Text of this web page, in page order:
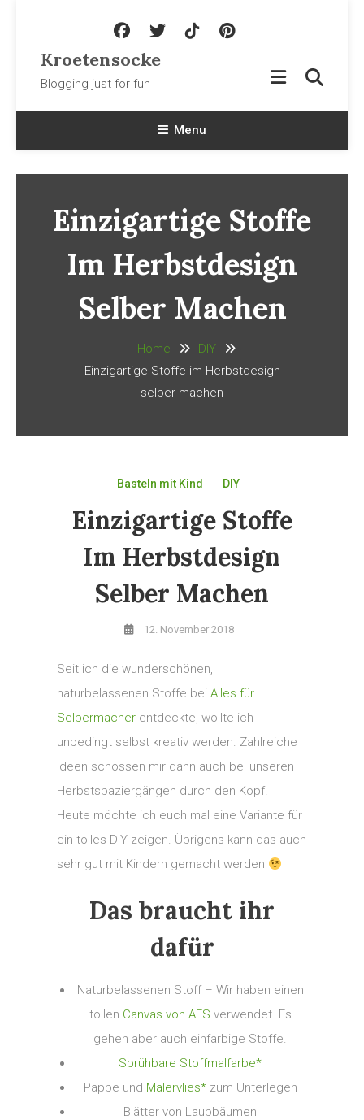
Kroetensocke
Blogging just for fun
Menu
Einzigartige Stoffe
Im Herbstdesign
Selber Machen
Home
DIY
Einzigartige Stoffe im Herbstdesign
selber machen
Basteln mit Kind DIY
Einzigartige Stoffe
Im Herbstdesign
Selber Machen
12. November 2018
Seit ich die wunderschönen,
naturbelassenen Stoffe bei Alles für
Selbermacher entdeckte, wollte ich
unbedingt selbst kreativ werden. Zahlreiche
Ideen schossen mir dann auch bei unseren
Herbstspaziergängen durch den Kopf.
Heute möchte ich euch mal eine Variante für
ein tolles DIY zeigen. Übrigens kann das auch
sehr gut mit Kindern gemacht werden
Das braucht ihr
dafür
Naturbelassenen Stoff – Wir haben einen
tollen Canvas von AFS verwendet. Es
gehen aber auch einfarbige Stoffe.
Sprühbare Stoffmalfarbe*
Pappe und Malervlies*zum Unterlegen
Blätter von Laubbäumen